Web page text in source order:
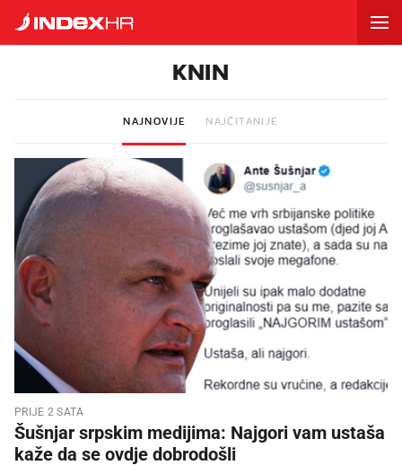
KNIN
NAJNOVIJE NAJČITANIJE
PRIJE 2 SATA
Šušnjar srpskim medijima: Najgori vam ustaša
kaže da se ovdje dobrodošli